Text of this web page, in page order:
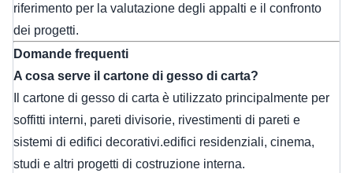
riferimento per la valutazione degli appalti e il confronto
dei progetti.
Domande frequenti
A cosa serve il cartone di gesso di carta?
Il cartone di gesso di carta è utilizzato principalmente per
soffitti interni, pareti divisorie, rivestimenti di pareti e
sistemi di edifici decorativi.edifici residenziali, cinema,
studi e altri progetti di costruzione interna.